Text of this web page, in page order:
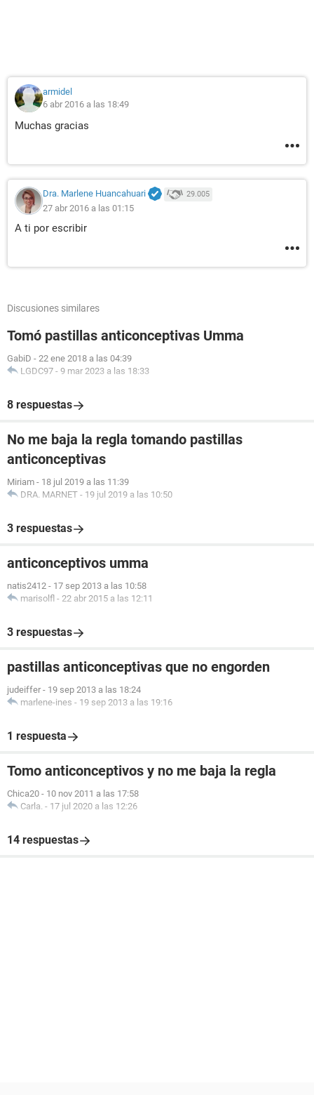
armidel
6 abr 2016 a las 18:49
Muchas gracias
Dra. Marlene Huancahuari 29.005
27 abr 2016 a las 01:15
A ti por escribir
Discusiones similares
Tomó pastillas anticonceptivas Umma
GabiD - 22 ene 2018 a las 04:39
LGDC97 - 9 mar 2023 a las 18:33
8 respuestas
No me baja la regla tomando pastillas
anticonceptivas
Miriam - 18 jul 2019 a las 11:39
DRA. MARNET - 19 jul 2019 a las 10:50
3 respuestas
anticonceptivos umma
natis2412 - 17 sep 2013 a las 10:58
marisolfl - 22 abr 2015 a las 12:11
3 respuestas
pastillas anticonceptivas que no engorden
judeiffer - 19 sep 2013 a las 18:24
marlene-ines - 19 sep 2013 a las 19:16
1 respuesta
Tomo anticonceptivos y no me baja la regla
Chica20 - 10 nov 2011 a las 17:58
Carla. - 17 jul 2020 a las 12:26
14 respuestas